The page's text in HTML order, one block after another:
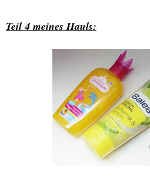
Teil 4 meines Hauls: